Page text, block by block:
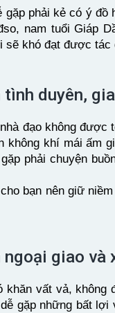
gặp phải kẻ có ý
nam tuổi Giáp
sẽ khó đạt được tác
duyên,
đạo không
không khí mái ấm
phải chuyện
bạn nên giữ
giao và
khăn vất vả,
gặp những bất